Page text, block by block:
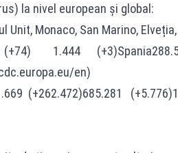
la nivel european și global:
Monaco, San Marino,
(+771) 46.193 (+74)
en)
(+262.472)685.281